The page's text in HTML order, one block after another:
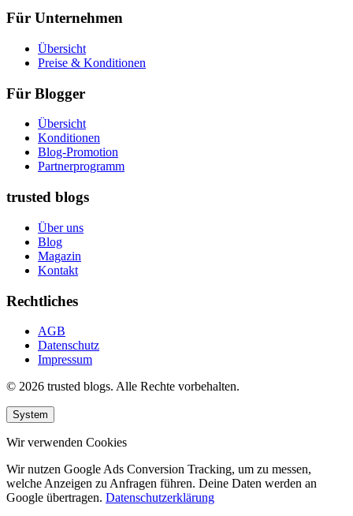
Für Unternehmen
Übersicht
Preise & Konditionen
Für Blogger
Übersicht
Konditionen
Blog-Promotion
Partnerprogramm
trusted blogs
Über uns
Blog
Magazin
Kontakt
Rechtliches
AGB
Datenschutz
Impressum
© 2026 trusted blogs. Alle Rechte vorbehalten.
System
Wir verwenden Cookies
Wir nutzen Google Ads Conversion Tracking, um zu messen,
welche Anzeigen zu Anfragen führen. Deine Daten werden an
Google übertragen. Datenschutzerklärung